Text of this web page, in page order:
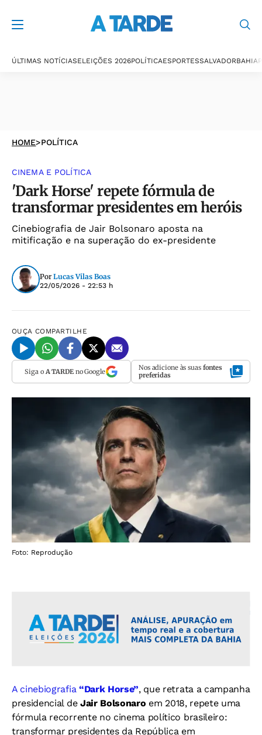
ÚLTIMAS NOTÍCIASELEIÇÕES 2026POLÍTICAESPORTESSALVADORBAHIA
HOME>POLÍTICA
CINEMA E POLÍTICA
'Dark Horse' repete fórmula de
transformar presidentes em heróis
Cinebiografia de Jair Bolsonaro aposta na
mitificação e na superação do ex-presidente
Por Lucas Vilas Boas
22/05/2026 - 22:53 h
OUÇA COMPARTILHE
Siga o A TARDEno Google Nos adicione às suas fontes
preferidas
Foto: Reprodução
A cinebiografia “Dark Horse”, que retrata a campanha
presidencial de Jair Bolsonaro em 2018, repete uma
fórmula recorrente no cinema político brasileiro:
transformar presidentes da República em